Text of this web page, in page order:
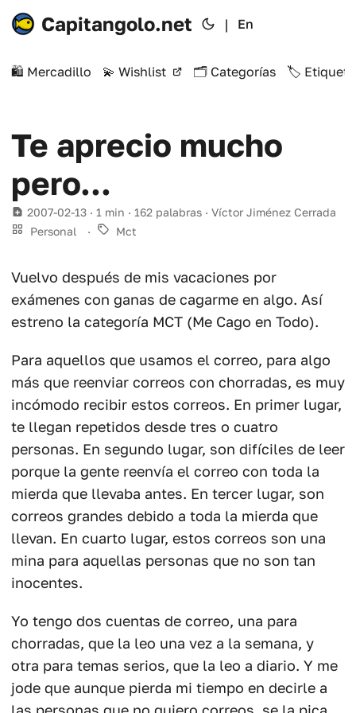
Capitangolo.net | En
🛍️ Mercadillo 💫 Wishlist 🗂️ Categorías 🏷️
Te aprecio mucho
pero...
2007-02-13 · 1 min · 162 palabras · Víctor Jiménez Cerrada
Personal
· Mct
Vuelvo después de mis vacaciones por
exámenes con ganas de cagarme en algo. Así
estreno la categoría MCT (Me Cago en Todo).
Para aquellos que usamos el correo, para algo
más que reenviar correos con chorradas, es muy
incómodo recibir estos correos. En primer lugar,
te llegan repetidos desde tres o cuatro
personas. En segundo lugar, son difíciles de leer
porque la gente reenvía el correo con toda la
mierda que llevaba antes. En tercer lugar, son
correos grandes debido a toda la mierda que
llevan. En cuarto lugar, estos correos son una
mina para aquellas personas que no son tan
inocentes.
Yo tengo dos cuentas de correo, una para
chorradas, que la leo una vez a la semana, y
otra para temas serios, que la leo a diario. Y me
jode que aunque pierda mi tiempo en decirle a